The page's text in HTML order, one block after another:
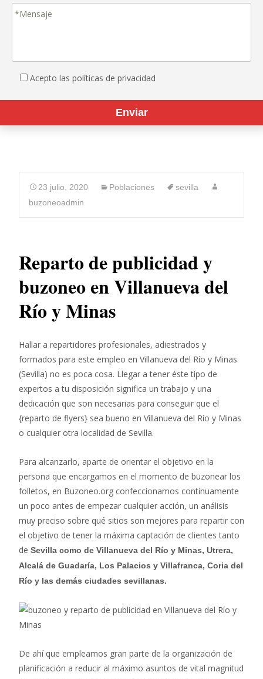
Acepto las políticas de privacidad
23 julio, 2020 Poblaciones
sevilla
buzoneoadmin
Reparto de publicidad y
buzoneo en Villanueva del
Río y Minas
Hallar a repartidores profesionales, adiestrados y
formados para este empleo en Villanueva del Río y Minas
(Sevilla) no es poca cosa. Llegar a tener éste tipo de
expertos a tu disposición significa un trabajo y una
dedicación que son necesarias para conseguir que el
{reparto de flyers} sea bueno en Villanueva del Río y Minas
o cualquier otra localidad de Sevilla.
Para alcanzarlo, aparte de orientar el objetivo en la
persona que encargamos en el momento de buzonear los
folletos, en Buzoneo.org confeccionamos continuamente
un poco antes de empezar cualquier acción, un análisis
muy preciso sobre qué sitios son mejores para repartir con
el objetivo de tener la máxima captación de clientes tanto
de Sevilla como de Villanueva del Río y Minas, Utrera,
Alcalá de Guadaría, Los Palacios y Villafranca, Coria del
Río y las demás ciudades sevillanas.
De ahí que empleamos gran parte de la organización de
planificación a reducir al máximo asuntos de vital magnitud